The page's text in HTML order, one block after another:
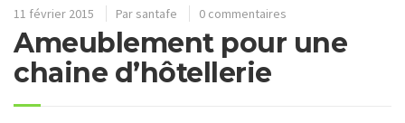
11 février 2015 Par santafe 0 commentaires
Ameublement pour une
chaine d’hôtellerie